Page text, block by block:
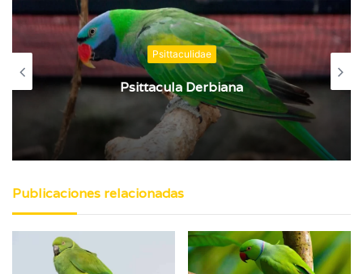
Psittaculidae
Psittacula Calthrapae
Publicaciones relacionadas